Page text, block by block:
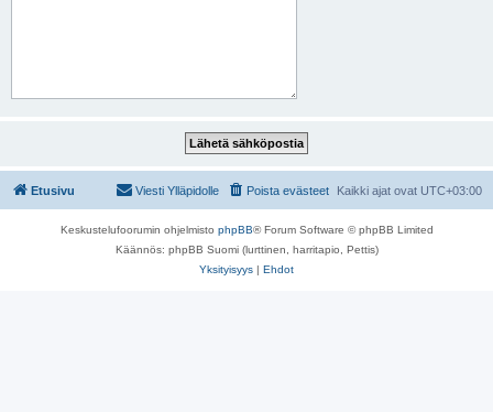
Etusivu Kaikki ajat ovat UTC+03:00
Poista evästeet
Viesti Ylläpidolle
Keskustelufoorumin ohjelmisto phpBB® Forum Software © phpBB Limited
Käännös: phpBB Suomi (lurttinen, harritapio, Pettis)
Yksityisyys | Ehdot